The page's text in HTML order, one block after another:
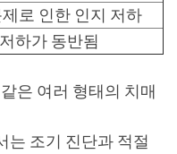
로 인한 인지 저하
하가 동반됨
은 여러 형태의 치매
는 조기 진단과 적절